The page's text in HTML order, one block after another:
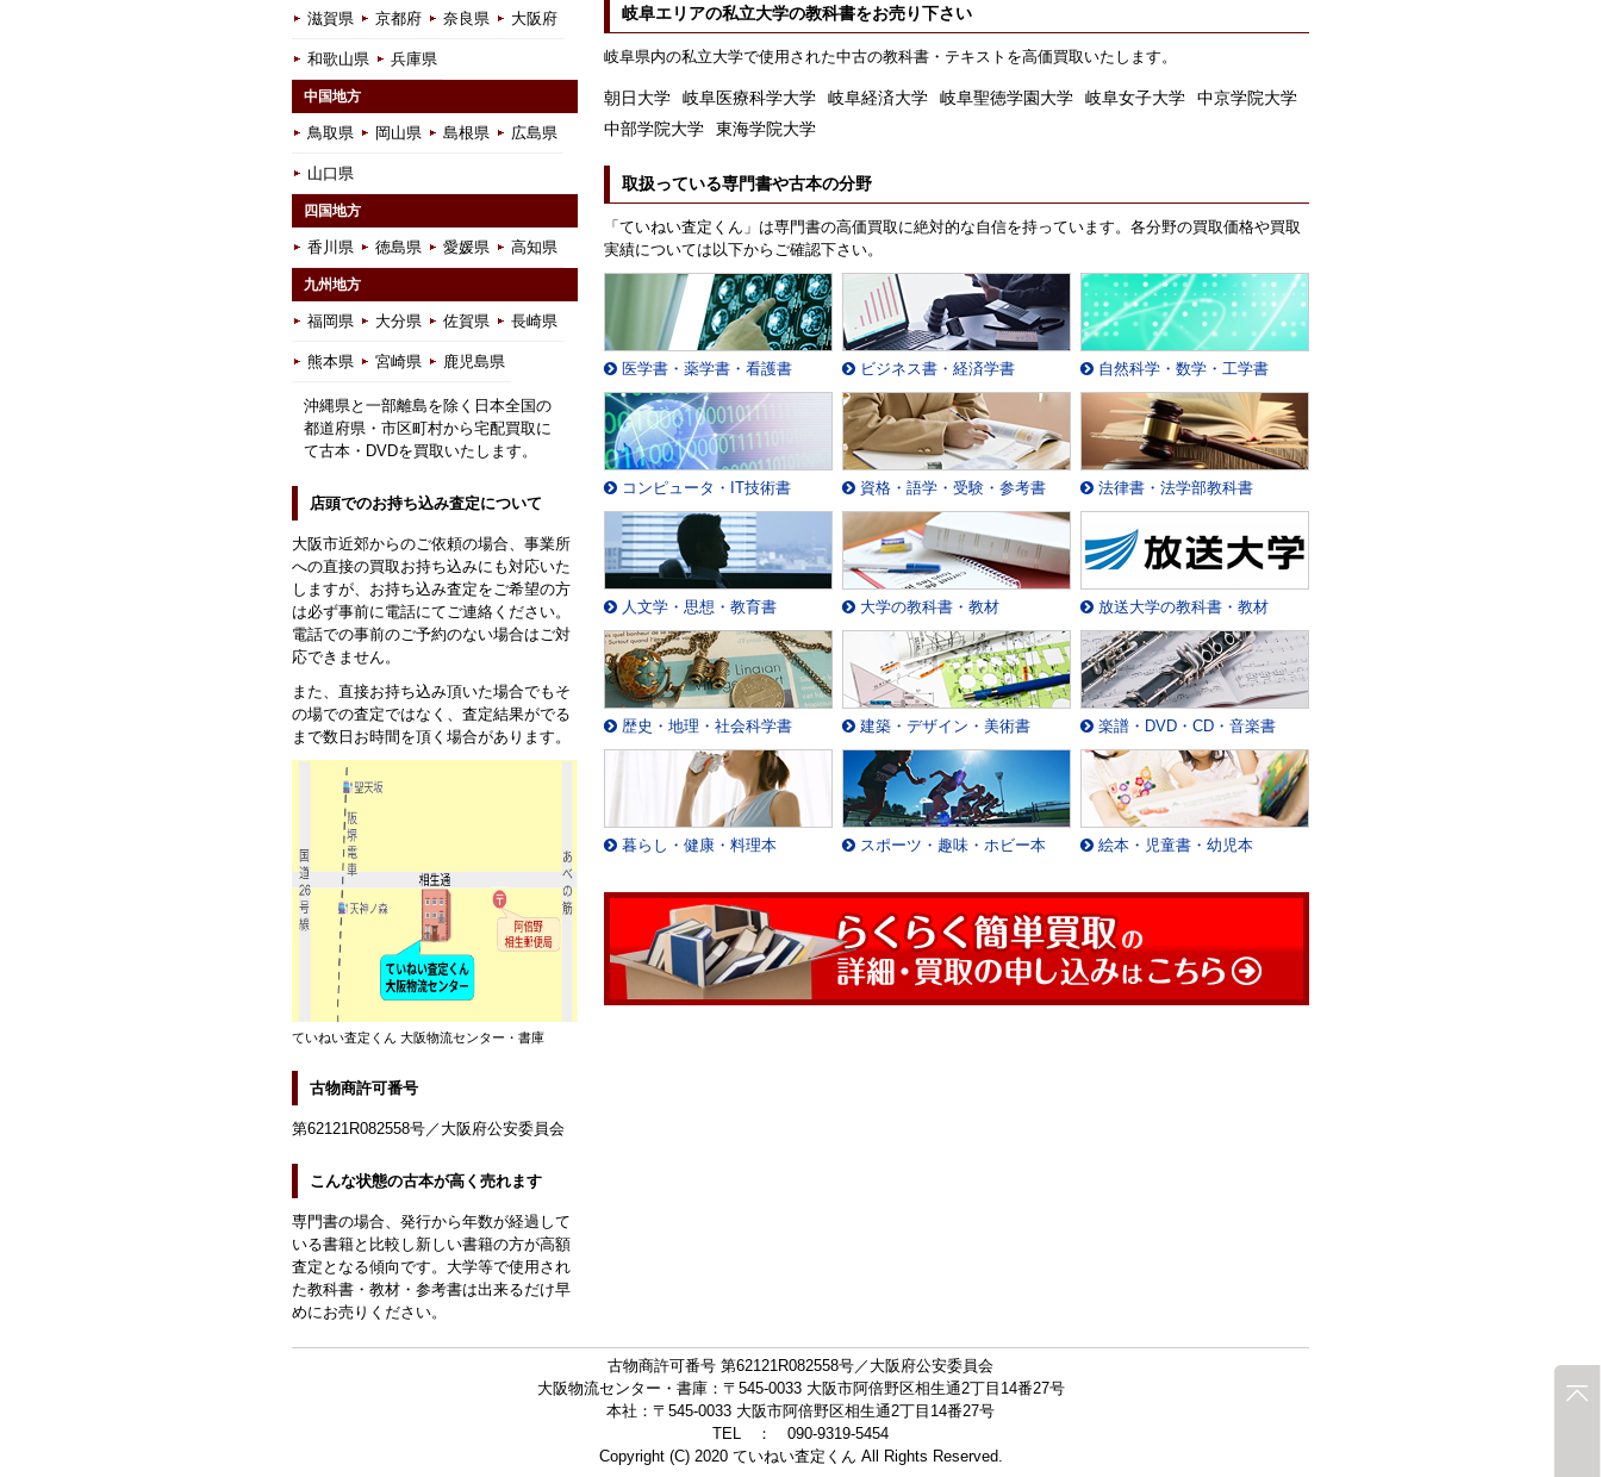
岐阜エリアの私立大学の教科書をお売り下さい
岐阜県内の私立大学で使用された中古の教科書・テキストを高価買取いたします。
朝日大学 岐阜医療科学大学 岐阜経済大学 岐阜聖徳学園大学 岐阜女子大学
中京学院大学
中部学院大学
東海学院大学
取扱っている専門書や古本の分野
「ていねい査定くん」は専門書の高価買取に絶対的な自信を持っています。各分野の買取価格や買取
実績については以下からご確認下さい。
医学書・薬学書・看護書 ビジネス書・経済学書 自然科学・数学・工学書
コンピュータ・IT技術書 資格・語学・受験・参考書 法律書・法学部教科書
人文学・思想・教育書 大学の教科書・教材 放送大学の教科書・教材
歴史・地理・社会科学書 建築・デザイン・美術書 楽譜・DVD・CD・音楽書
暮らし・健康・料理本 スポーツ・趣味・ホビー本 絵本・児童書・幼児本
滋賀県 京都府 奈良県 大阪府
和歌山県 兵庫県
中国地方
鳥取県 岡山県 島根県 広島県
山口県
四国地方
香川県 徳島県 愛媛県 高知県
九州地方
福岡県 大分県 佐賀県 長崎県
熊本県 宮崎県 鹿児島県
沖縄県と一部離島を除く日本全国の
都道府県・市区町村から宅配買取に
て古本・DVDを買取いたします。
店頭でのお持ち込み査定について
大阪市近郊からのご依頼の場合、事業所
への直接の買取お持ち込みにも対応いた
しますが、お持ち込み査定をご希望の方
は必ず事前に電話にてご連絡ください。
電話での事前のご予約のない場合はご対
応できません。
また、直接お持ち込み頂いた場合でもそ
の場での査定ではなく、査定結果がでる
まで数日お時間を頂く場合があります。
ていねい査定くん 大阪物流センター・書庫
古物商許可番号
第62121R082558号／大阪府公安委員会
こんな状態の古本が高く売れます
専門書の場合、発行から年数が経過して
いる書籍と比較し新しい書籍の方が高額
査定となる傾向です。大学等で使用され
た教科書・教材・参考書は出来るだけ早
めにお売りください。
古物商許可番号 第62121R082558号／大阪府公安委員会
大阪物流センター・書庫：〒545-0033 大阪市阿倍野区相生通2丁目14番27号
本社：〒545-0033 大阪市阿倍野区相生通2丁目14番27号
TEL ： 090-9319-5454
Copyright (C) 2020 ていねい査定くん All Rights Reserved.